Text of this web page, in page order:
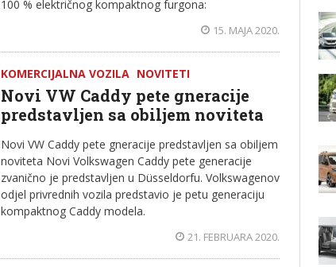
100 % električnog kompaktnog furgona:
15. MAJA 2020.
KOMERCIJALNA VOZILA NOVITETI
Novi VW Caddy pete gneracije
predstavljen sa obiljem noviteta
Novi VW Caddy pete gneracije predstavljen sa obiljem
noviteta Novi Volkswagen Caddy pete generacije
zvanično je predstavljen u Düsseldorfu. Volkswagenov
odjel privrednih vozila predstavio je petu generaciju
kompaktnog Caddy modela.
21. FEBRUARA 2020.